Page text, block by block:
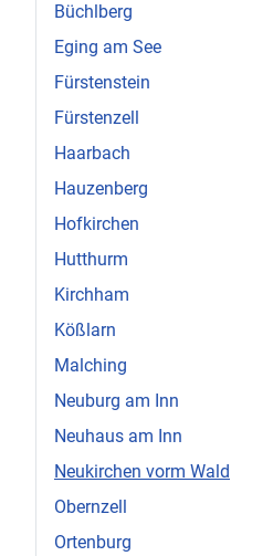
Büchlberg
Eging am See
Fürstenstein
Fürstenzell
Haarbach
Hauzenberg
Hofkirchen
Hutthurm
Kirchham
Kößlarn
Malching
Neuburg am Inn
Neuhaus am Inn
Neukirchen vorm Wald
Obernzell
Ortenburg